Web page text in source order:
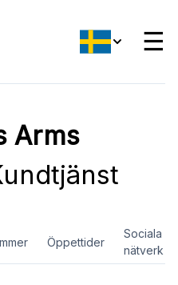
☰
Arms
Öppettider
Sociala
nätverk